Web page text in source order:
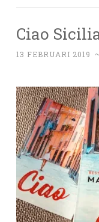
Ciao
13 FEBRUARI 2019 ~